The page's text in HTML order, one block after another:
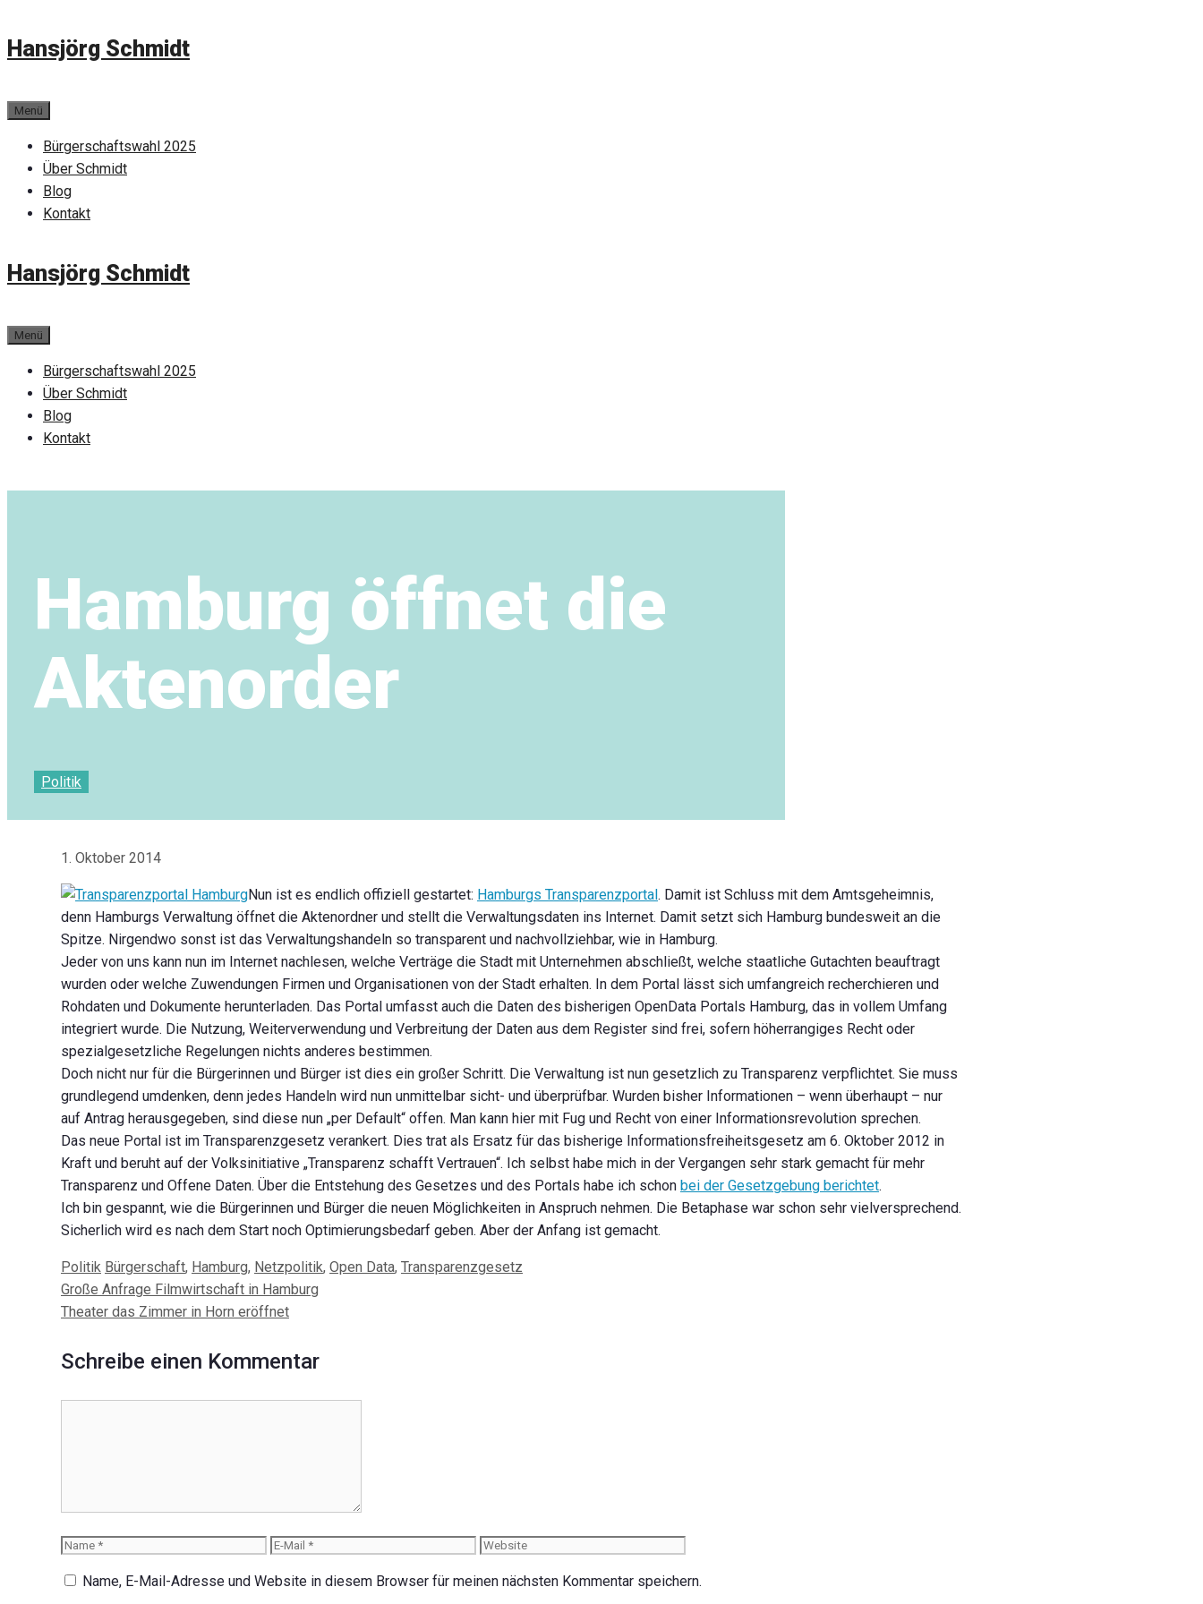
Inhalt
Hansjörg Schmidt
Menü
Bürgerschaftswahl 2025
Über Schmidt
Blog
Kontakt
Hansjörg Schmidt
Menü
Bürgerschaftswahl 2025
Über Schmidt
Blog
Kontakt
Hamburg öffnet die
Aktenorder
Politik
1. Oktober 2014
Nun ist es endlich offiziell gestartet: Hamburgs Transparenzportal . Damit ist Schluss mit dem Amtsgeheimnis,
denn Hamburgs Verwaltung öffnet die Aktenordner und stellt die Verwaltungsdaten ins Internet. Damit setzt sich Hamburg bundesweit an die
Spitze. Nirgendwo sonst ist das Verwaltungshandeln so transparent und nachvollziehbar, wie in Hamburg.
Jeder von uns kann nun im Internet nachlesen, welche Verträge die Stadt mit Unternehmen abschließt, welche staatliche Gutachten beauftragt
wurden oder welche Zuwendungen Firmen und Organisationen von der Stadt erhalten. In dem Portal lässt sich umfangreich recherchieren und
Rohdaten und Dokumente herunterladen. Das Portal umfasst auch die Daten des bisherigen OpenData Portals Hamburg, das in vollem Umfang
integriert wurde. Die Nutzung, Weiterverwendung und Verbreitung der Daten aus dem Register sind frei, sofern höherrangiges Recht oder
spezialgesetzliche Regelungen nichts anderes bestimmen.
Doch nicht nur für die Bürgerinnen und Bürger ist dies ein großer Schritt. Die Verwaltung ist nun gesetzlich zu Transparenz verpflichtet. Sie muss
grundlegend umdenken, denn jedes Handeln wird nun unmittelbar sicht- und überprüfbar. Wurden bisher Informationen – wenn überhaupt – nur
auf Antrag herausgegeben, sind diese nun „per Default“ offen. Man kann hier mit Fug und Recht von einer Informationsrevolution sprechen.
Das neue Portal ist im Transparenzgesetz verankert. Dies trat als Ersatz für das bisherige Informationsfreiheitsgesetz am 6. Oktober 2012 in
Kraft und beruht auf der Volksinitiative „Transparenz schafft Vertrauen“. Ich selbst habe mich in der Vergangen sehr stark gemacht für mehr
Transparenz und Offene Daten. Über die Entstehung des Gesetzes und des Portals habe ich schon bei der Gesetzgebung berichtet.
Ich bin gespannt, wie die Bürgerinnen und Bürger die neuen Möglichkeiten in Anspruch nehmen. Die Betaphase war schon sehr vielversprechend.
Sicherlich wird es nach dem Start noch Optimierungsbedarf geben. Aber der Anfang ist gemacht.
Kategorien
Politik Schlagwörter
Bürgerschaft, Hamburg, Netzpolitik, Open Data, Transparenzgesetz
Beitrags-
Navigation
Große Anfrage Filmwirtschaft in Hamburg
Theater das Zimmer in Horn eröffnet
Schreibe einen Kommentar
Name
E-
Website
Name, E-Mail-Adresse und Website in diesem Browser für meinen nächsten Kommentar speichern.